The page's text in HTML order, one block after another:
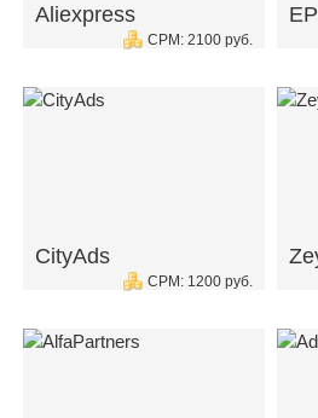
Aliexpress
CPM: 2100 руб.
CityAds
CPM: 1200 руб.